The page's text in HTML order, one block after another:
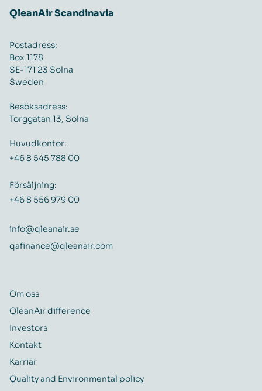
QleanAir Scandinavia
Postadress:
Box 1178
SE-171 23 Solna
Sweden
Besöksadress:
Torggatan 13, Solna
Huvudkontor:
+46 8 545 788 00
Försäljning:
+46 8 556 979 00
info@qleanair.se
qafinance@qleanair.com
Om oss
QleanAir difference
Investors
Kontakt
Karriär
Quality and Environmental policy